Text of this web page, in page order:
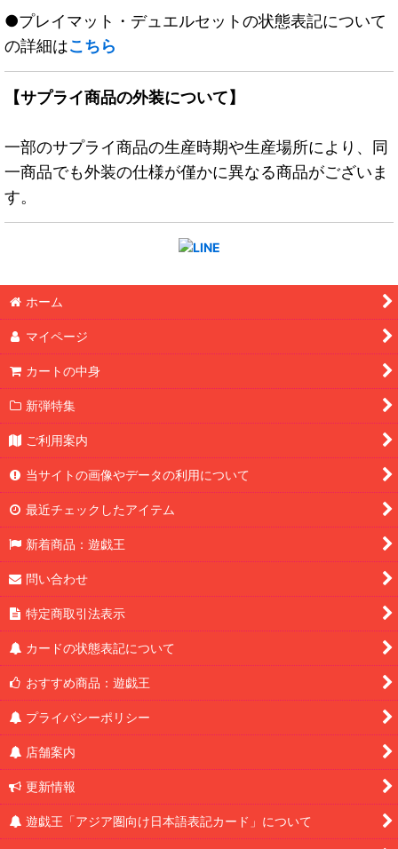
●プレイマット・デュエルセットの状態表記について
の詳細はこちら
【サプライ商品の外装について】
一部のサプライ商品の生産時期や生産場所により、同
一商品でも外装の仕様が僅かに異なる商品がございま
す。
ホーム
マイページ
カートの中身
新弾特集
ご利用案内
当サイトの画像やデータの利用について
最近チェックしたアイテム
新着商品：遊戯王
問い合わせ
特定商取引法表示
カードの状態表記について
おすすめ商品：遊戯王
プライバシーポリシー
店舗案内
更新情報
遊戯王「アジア圏向け日本語表記カード」について